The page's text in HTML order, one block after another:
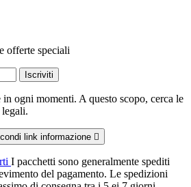
offerte speciali
ogni momenti. A questo scopo, cerca le
link informazione 
I pacchetti sono generalmente spediti
del pagamento. Le spedizioni